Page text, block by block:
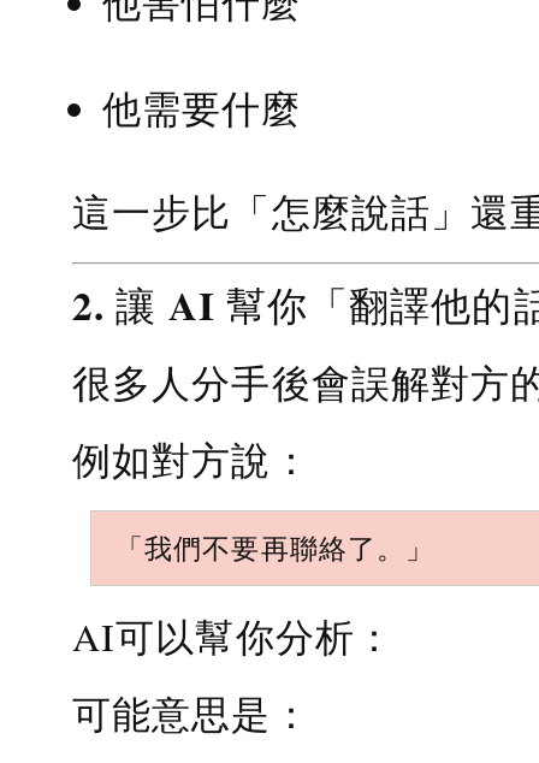
他需要什麼
這一步比「怎麼說話」還
2. 讓 AI 幫你「翻譯他的
很多人分手後會誤解對方
例如對方說：
「我們不要再聯絡了。」
AI可以幫你分析：
可能意思是：